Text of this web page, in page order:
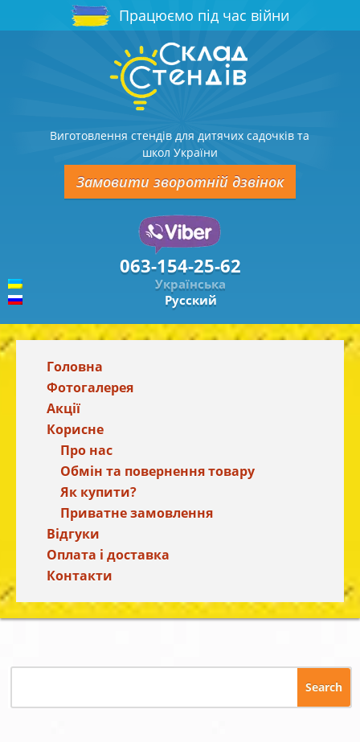
Працюємо під час війни
Виготовлення стендів для дитячих садочків та
школ України
Замовити зворотній дзвінок
063-154-25-62
Українська
Русский
Головна
Фотогалерея
Акції
Корисне
Про нас
Обмін та повернення товару
Як купити?
Приватне замовлення
Відгуки
Оплата і доставка
Контакти